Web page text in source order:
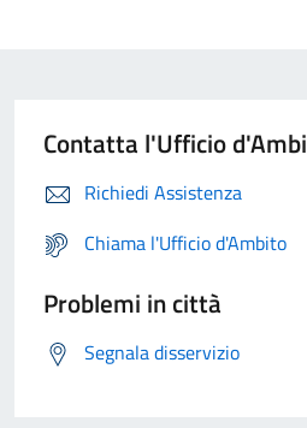
Contatta l'Ufficio
Richiedi Assistenza
Chiama l'Ufficio d'Ambito
Problemi in città
Segnala disservizio